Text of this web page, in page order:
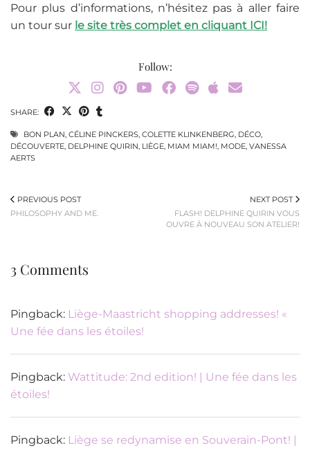
Pour plus d’informations, n’hésitez pas à aller faire
un tour sur le site très complet en cliquant ICI!
Follow:
SHARE:
BON PLAN, CÉLINE PINCKERS, COLETTE KLINKENBERG, DÉCO,
DÉCOUVERTE, DELPHINE QUIRIN, LIÈGE, MIAM MIAM!, MODE, VANESSA
AERTS
PREVIOUS POST
PHILOSOPHY AND ME.
NEXT POST
FLASH! DELPHINE QUIRIN VOUS
OUVRE À NOUVEAU SON ATELIER!
3 Comments
Pingback: Liège-Maastricht shopping addresses! «
Une fée dans les étoiles!
Pingback: Wattitude: 2nd edition! | Une fée dans les
étoiles!
Pingback: Liège se redynamise en Souverain-Pont! |